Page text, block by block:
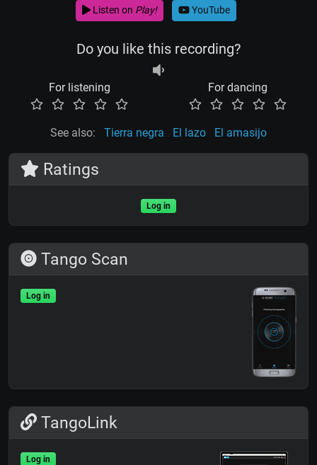
Listen on Play! YouTube
Do you like this recording?
For listening For dancing
See also: Tierra negra El lazo El amasijo
Ratings
Log in
Tango Scan
Log in
TangoLink
Log in